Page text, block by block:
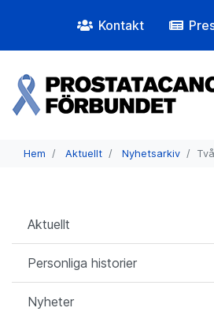
Kontakt
Hem Aktuellt Nyhetsarkiv
Aktuellt
Personliga historier
Nyheter